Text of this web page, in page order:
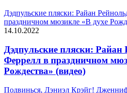
Дэдпульские пляски: Райан
праздничном мюзикле «В духе
14.10.2022
Дэдпульские пляски: Райан
Феррелл в праздничном
Рождества» (видео)
Подвинься, Дэниэл Крэйг!